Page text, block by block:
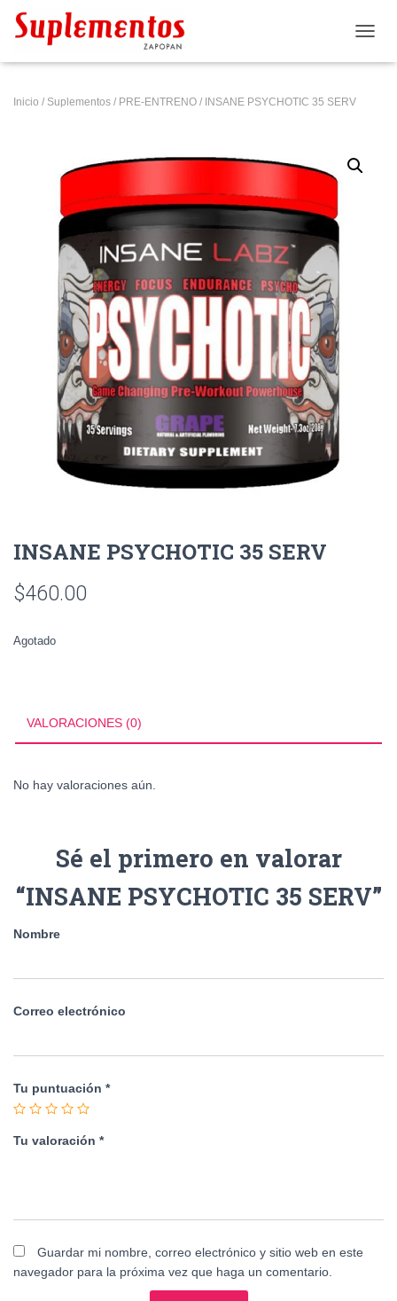
Inicio / Suplementos / PRE-ENTRENO / INSANE PSYCHOTIC 35 SERV
INSANE PSYCHOTIC 35 SERV
$460.00
Agotado
VALORACIONES (0)
No hay valoraciones aún.
Sé el primero en valorar
“INSANE PSYCHOTIC 35 SERV”
Nombre
Correo electrónico
Tu puntuación *
Tu valoración *
Guardar mi nombre, correo electrónico y sitio web en este
navegador para la próxima vez que haga un comentario.